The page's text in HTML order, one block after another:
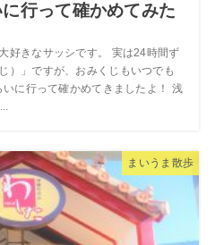
行って確かめてみた
好きなサッシです。 実は24時間ず
）」ですが、おみくじもいつでも
に行って確かめてきましたよ！ 浅
まいうま散歩